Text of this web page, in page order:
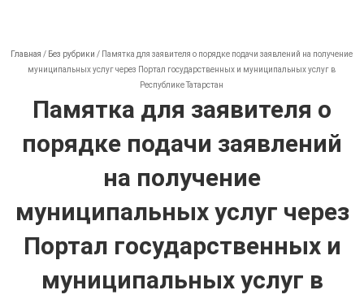
Главная / Без рубрики / Памятка для заявителя о порядке подачи заявлений на получение
муниципальных услуг через Портал государственных и муниципальных услуг в
Республике Татарстан
Памятка для заявителя о
порядке подачи заявлений
на получение
муниципальных услуг через
Портал государственных и
муниципальных услуг в